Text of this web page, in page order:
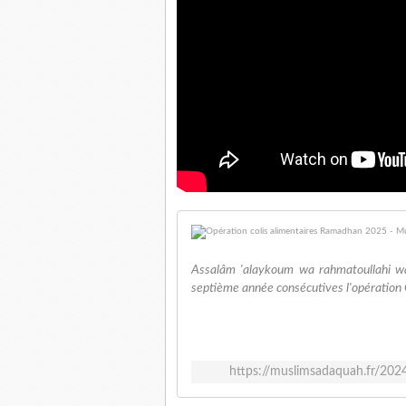
Assalâm 'alaykoum wa rahmatoullahi
septième année consécutives l'opération
https://muslimsadaquah.fr/